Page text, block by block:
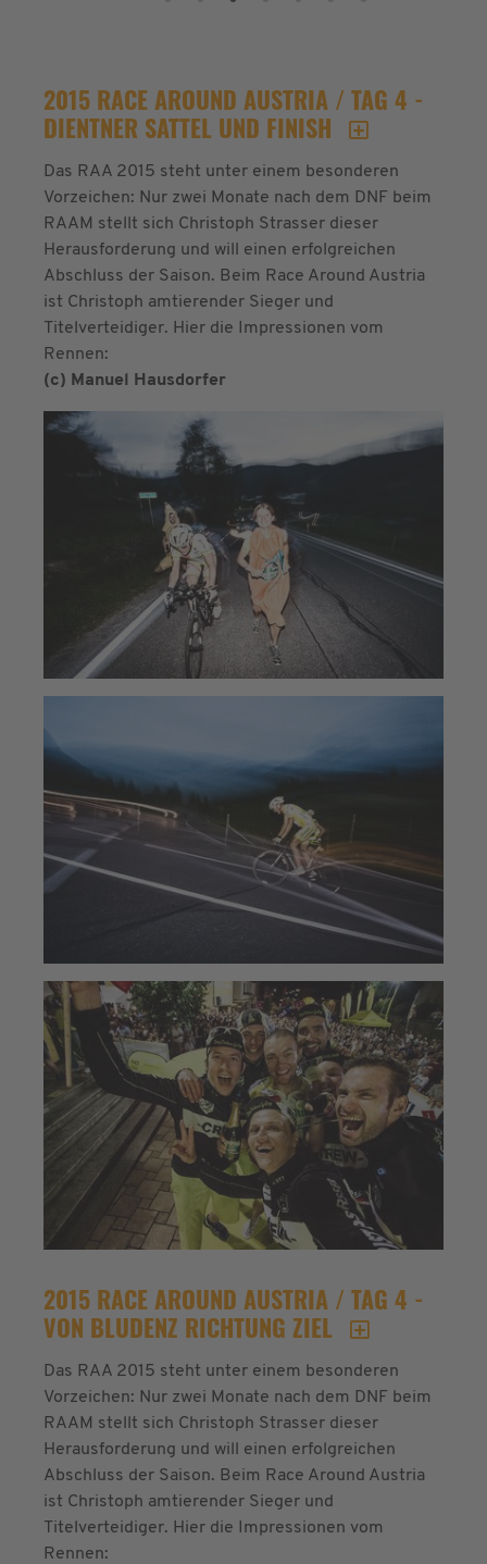
2015 RACE AROUND AUSTRIA / TAG 4 -
DIENTNER SATTEL UND FINISH
Das RAA 2015 steht unter einem besonderen
Vorzeichen: Nur zwei Monate nach dem DNF beim
RAAM stellt sich Christoph Strasser dieser
Herausforderung und will einen erfolgreichen
Abschluss der Saison. Beim Race Around Austria
ist Christoph amtierender Sieger und
Titelverteidiger. Hier die Impressionen vom
Rennen:
(c) Manuel Hausdorfer
2015 RACE AROUND AUSTRIA / TAG 4 -
VON BLUDENZ RICHTUNG ZIEL
Das RAA 2015 steht unter einem besonderen
Vorzeichen: Nur zwei Monate nach dem DNF beim
RAAM stellt sich Christoph Strasser dieser
Herausforderung und will einen erfolgreichen
Abschluss der Saison. Beim Race Around Austria
ist Christoph amtierender Sieger und
Titelverteidiger. Hier die Impressionen vom
Rennen: